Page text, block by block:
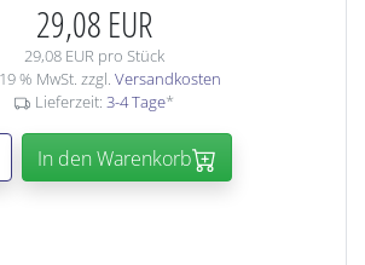
29,08 EUR
29,08 EUR pro Stück
% MwSt. zzgl. Versandkosten
Lieferzeit: 3-4 Tage*
In den Warenkorb